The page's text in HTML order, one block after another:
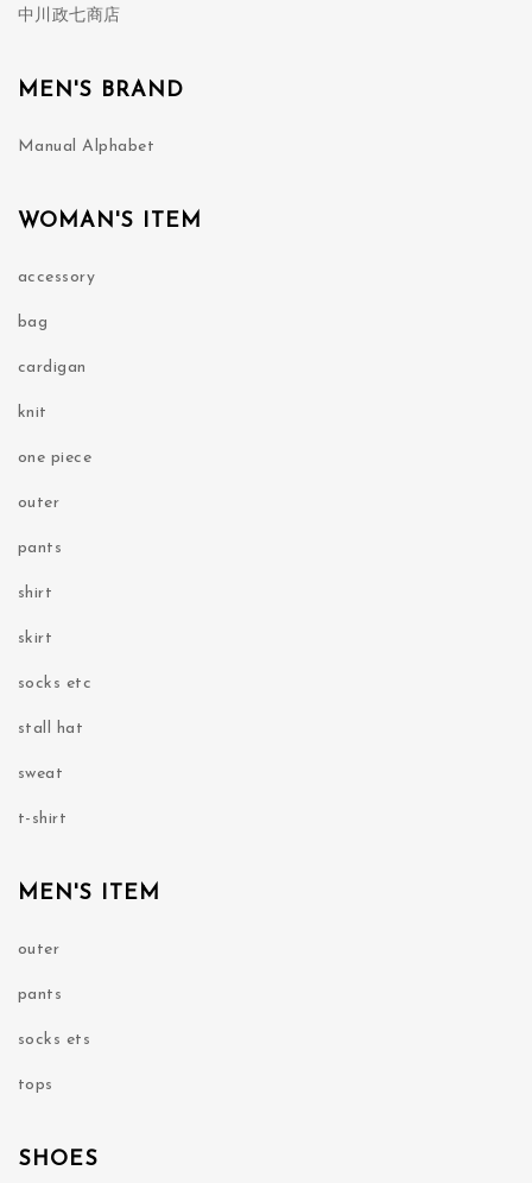
中川政七商店
MEN'S BRAND
Manual Alphabet
WOMAN'S ITEM
accessory
bag
cardigan
knit
one piece
outer
pants
shirt
skirt
socks etc
stall hat
sweat
t-shirt
MEN'S ITEM
outer
pants
socks ets
tops
SHOES